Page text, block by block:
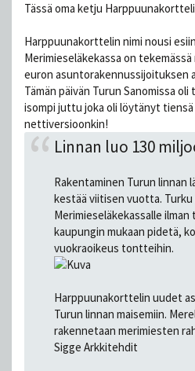
Tässä oma ketju
Harppuunakorttelin nimi nousi
Merimieseläkekassa on
euron asuntorakennussijoituksen
Tämän päivän Turun Sanomissa
isompi juttu joka oli löytänyt
nettiversioonkin!
Linnan luo 130
Rakentaminen Turun linnan
kestää viitisen vuotta. Turku
Merimieseläkekassalle ilman
kaupungin mukaan pidetä,
vuokraoikeus tontteihin.
Harppuunakorttelin uudet
Turun linnan maisemiin.
rakennetaan merimiesten
Sigge Arkkitehdit